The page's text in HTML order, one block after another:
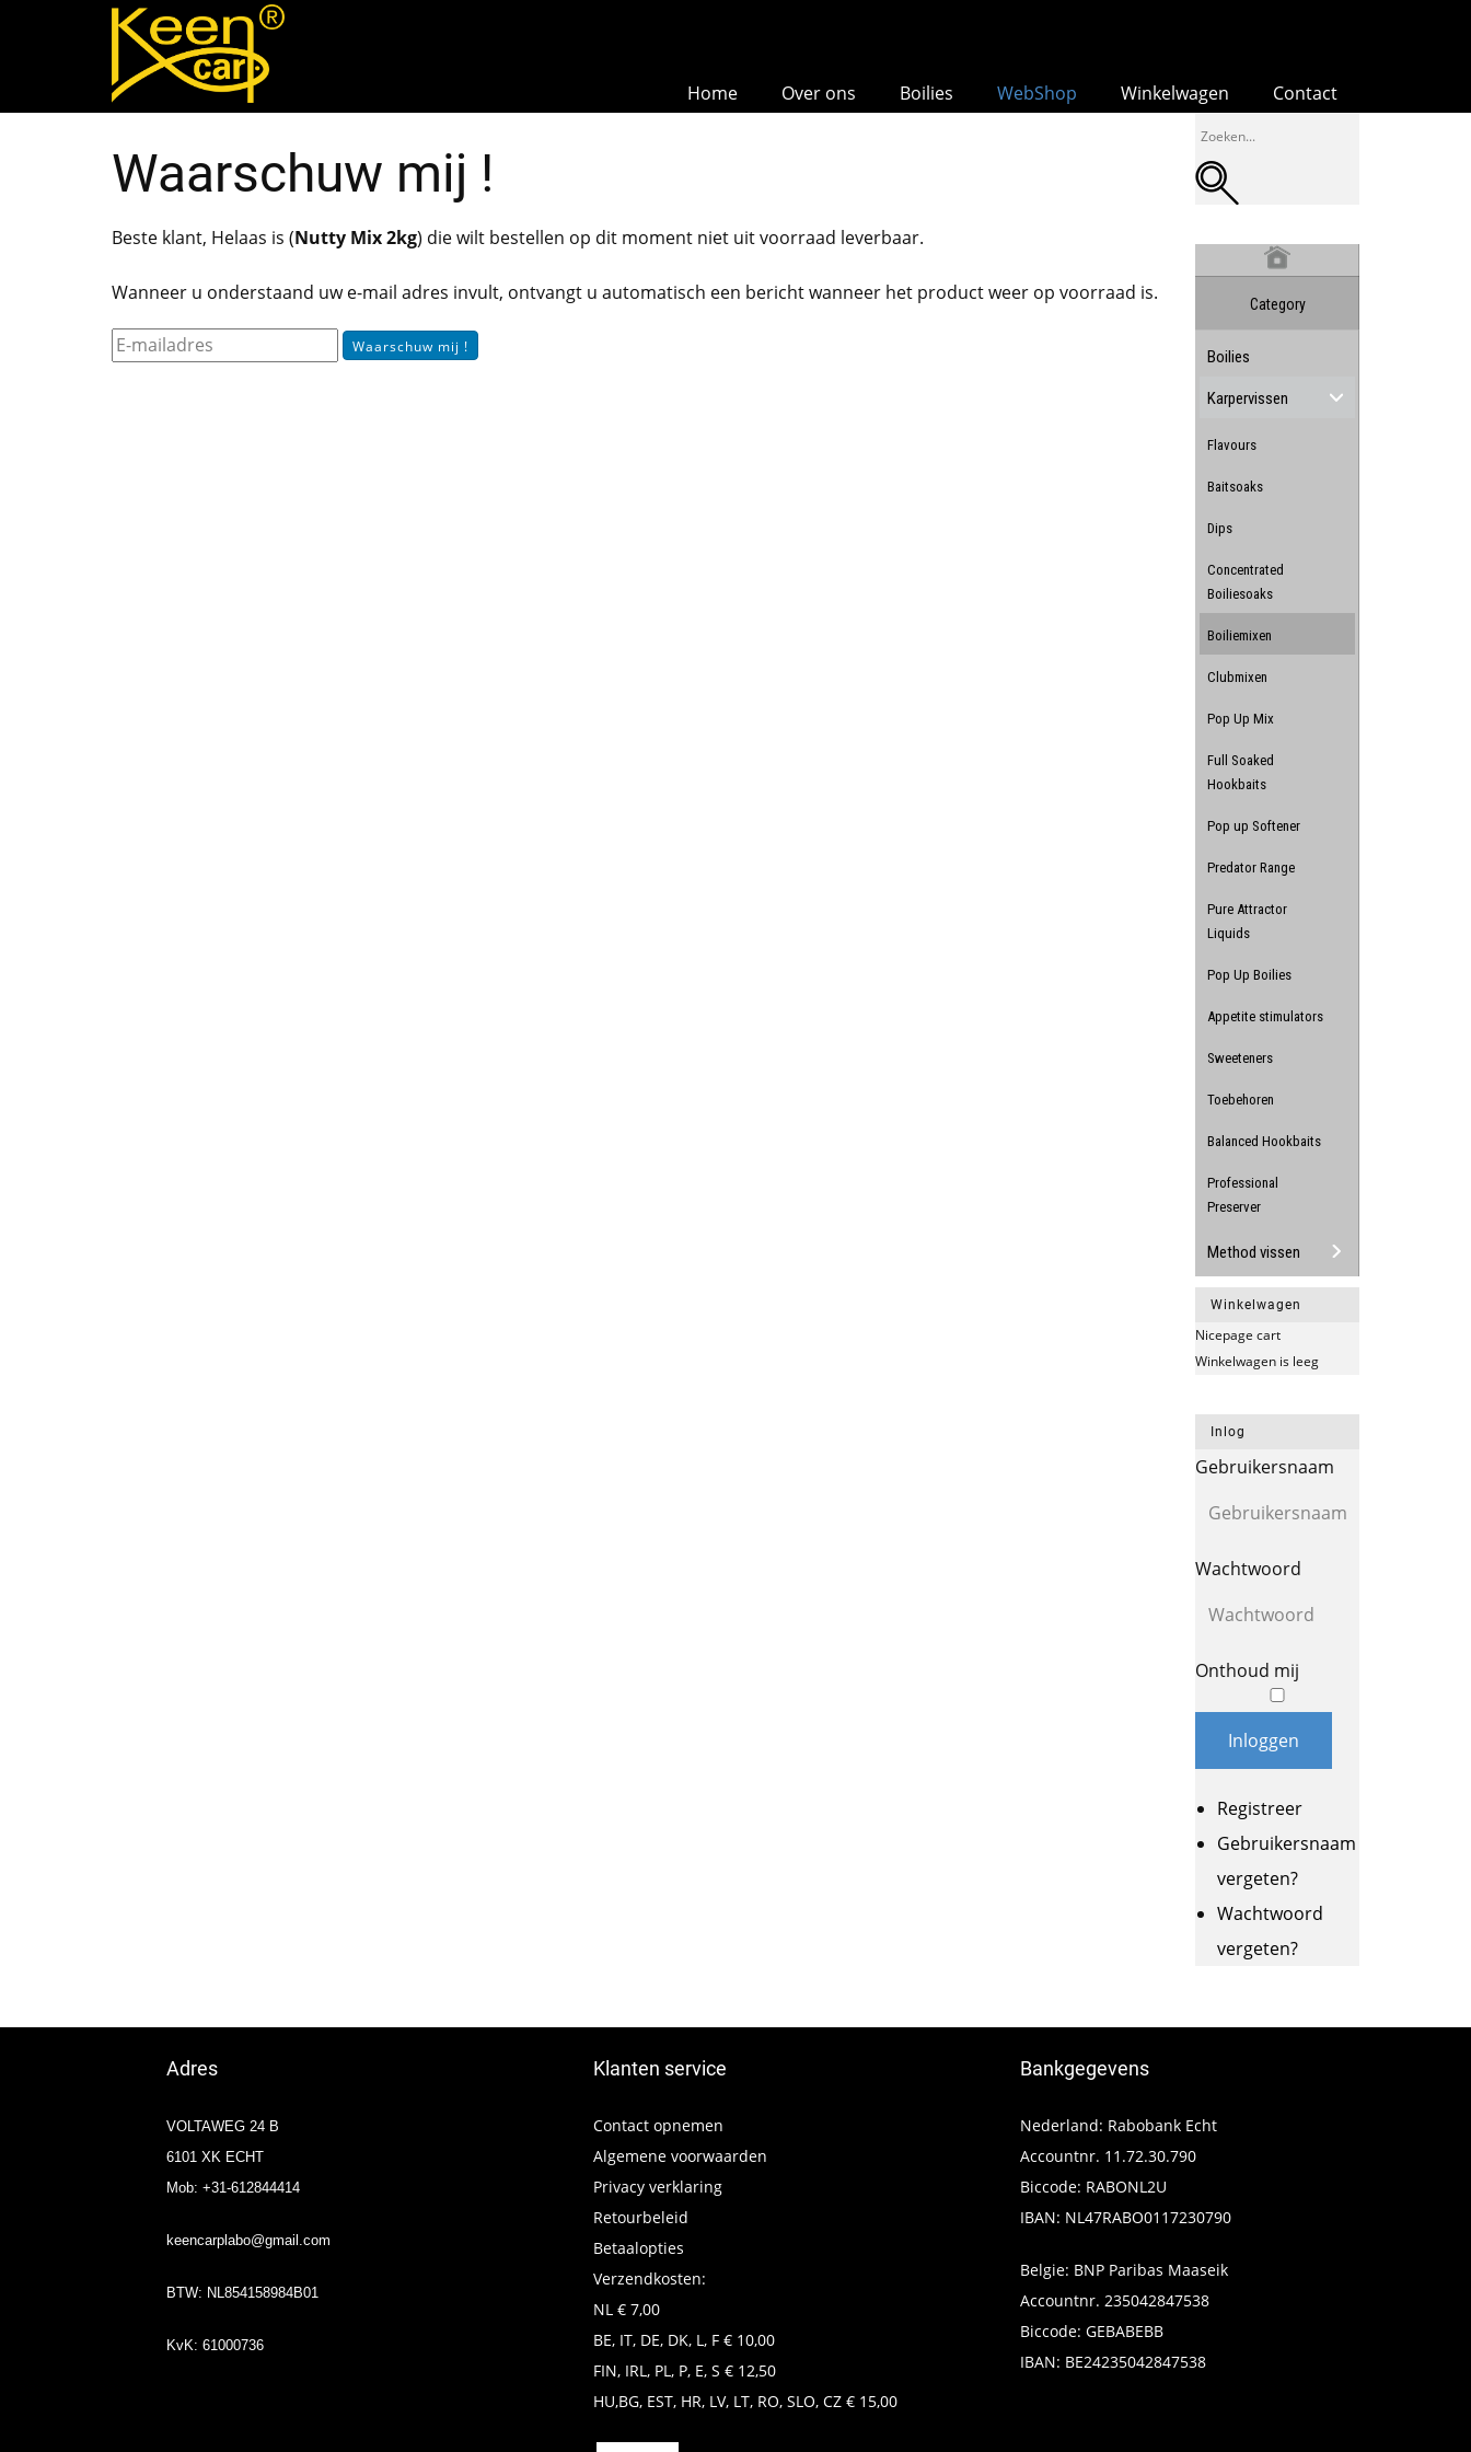
Home Over ons Boilies WebShop Winkelwagen Contact
Waarschuw mij !
Beste klant, Helaas is (Nutty Mix 2kg) die wilt bestellen op dit moment niet uit voorraad leverbaar.
Wanneer u onderstaand uw e-mail adres invult, ontvangt u automatisch een bericht wanneer het product weer op voorraad is. Category
Boilies
Karpervissen
Flavours
Baitsoaks
Dips
Concentrated
Boiliesoaks
Boiliemixen
Clubmixen
Pop Up Mix
Full Soaked
Hookbaits
Pop up Softener
Predator Range
Pure Attractor
Liquids
Pop Up Boilies
Appetite stimulators
Sweeteners
Toebehoren
Balanced Hookbaits
Professional
Preserver
Method vissen
Winkelwagen
Nicepage cart
Winkelwagen is leeg
Inlog
Gebruikersnaam
Wachtwoord
Onthoud mij
Inloggen
Registreer
Gebruikersnaam
vergeten?
Wachtwoord
vergeten?
Adres
VOLTAWEG 24 B
6101 XK ECHT
Mob: +31-612844414
keencarplabo@gmail.com
BTW: NL854158984B01
KvK: 61000736
Klanten service
Contact opnemen
Algemene voorwaarden
Privacy verklaring
Retourbeleid
Betaalopties
Verzendkosten:
NL € 7,00
BE, IT, DE, DK, L, F € 10,00
FIN, IRL, PL, P, E, S € 12,50
HU,BG, EST, HR, LV, LT, RO, SLO, CZ € 15,00
Bankgegevens
Nederland: Rabobank Echt
Accountnr. 11.72.30.790
Biccode: RABONL2U
IBAN: NL47RABO0117230790
Belgie: BNP Paribas Maaseik
Accountnr. 235042847538
Biccode: GEBABEBB
IBAN: BE24235042847538